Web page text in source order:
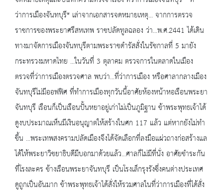
ว่าการเมืองจันทบุรี* เล่าจากเอกสารจดหมายเหตุ... จากการตรวจ
ราชการของพระยาศรีสหเทพ ราชปลัดทูลฉลอง ว่า...พ.ศ.2441 ได้เดิน
ทางมาจัดการเมืองจันทบุรีตามพระราชดำรัสสั่งในรัชกาลที่ 5 มายัง
กระทรวงมหาดไทย ...ในวันที่ 3 ตุลาคม ตรวจการในตลาดในเมือง
ตรวจที่ว่าการเมืองตรวจศาล พบว่า...ที่ว่าการเมือง หรือศาลากลางเมือง
จันทบุรีไม่มีออฟฟิศ ที่ทำการเมืองทุกวันนี้อาศัยห้องหน้าหอเรือนพระยา
จันทบุรี เรือนก็เป็นเรือนปั้นหยาอยู่เก่าไม่เป็นภูมิฐาน ข้าพระพุทธเจ้าได้
ดูงบประมาณเห็นมีเงินอนุญาตให้สร้างในศก 117 แล้ว แต่หากยังไม่ทำ
ขึ้น ...พระเทพสงครามปลัดเมืองจึงได้จัดเลือกที่ลงมือแผ่วถางก่อสร้างแล
ได้ให้พระยาวิชยาธิบดีมีบอกมาด้วยแล้ว...ศาลก็ไม่มีที่นั่ง อาศัยชำระกัน
ที่โรงละคร ข้างเรือนพระยาจันทบุรี เป็นโรงเล็กรุงรังซึ่งคนต่างประเทศ
ดูถูกเป็นอันมาก ข้าพระพุทธเจ้าได้สั่งให้รวมศาลในที่ว่าการเมืองที่ได้สั่ง